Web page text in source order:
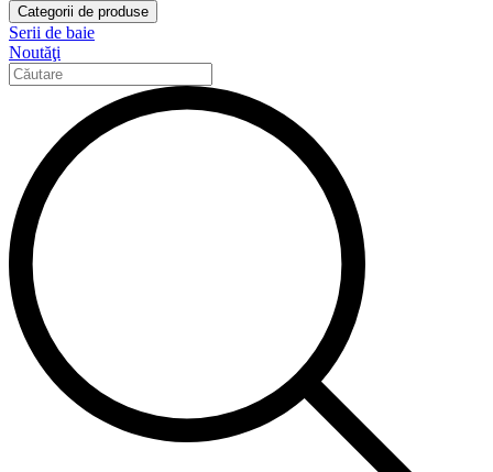
Categorii de produse
Serii de baie
Noutăţi